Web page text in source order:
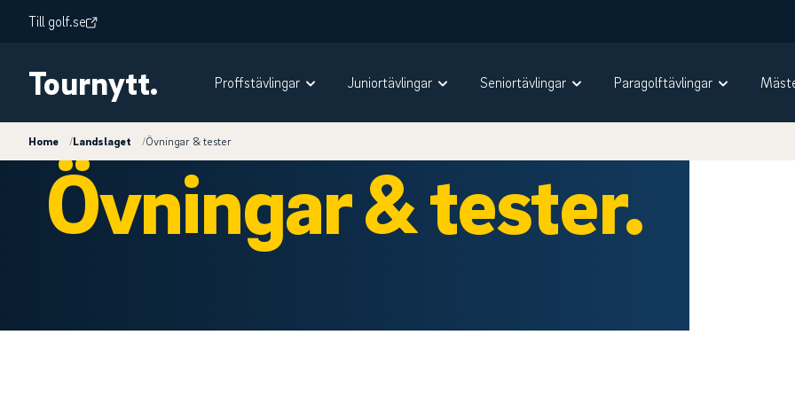
Till golf.se
Tournytt. Proffstävlingar Juniortävlingar Seniortävlingar Paragolftävlingar
Home /Landslaget /Övningar & tester
Övningar & tester.